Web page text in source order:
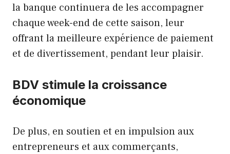
la banque continuera de les accompagner
chaque week-end de cette saison, leur
offrant la meilleure expérience de paiement
et de divertissement, pendant leur plaisir.
BDV stimule la croissance
économique
De plus, en soutien et en impulsion aux
entrepreneurs et aux commerçants,